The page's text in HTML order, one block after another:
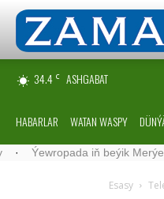
34.4 C ASHGABAT
HABARLAR WATAN WASPY
iň beýik Merýem enäniň
Esasy